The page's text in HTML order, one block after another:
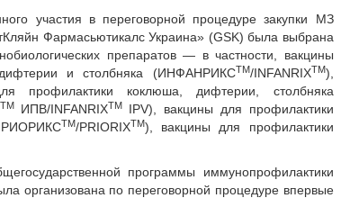
участия в переговорной процедуре закупки МЗ
Фармасьютикалс Украина» (GSK) была выбрана
препаратов — в частности, вакцины
и столбняка (ИНФАНРИКСТМ/INFANRIXTM),
профилактики коклюша, дифтерии, столбняка
ТМИПВ/INFANRIXTM IPV), вакцины для профилактики
ТМ/PRIORIXTM), вакцины для профилактики
программы иммунопрофилактики
организована по переговорной процедуре впервые